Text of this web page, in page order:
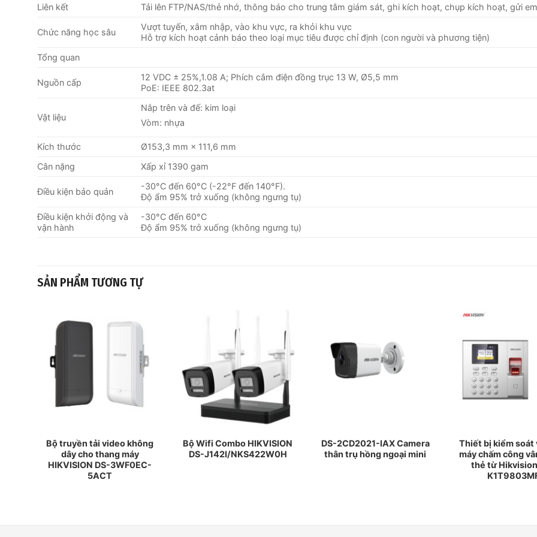
Liên kết Tải lên FTP/NAS/thẻ nhớ, thông báo cho trung tâm giám sát, ghi kích hoạt, chụp kích hoạt, gửi
Chức năng học sâu
Vượt tuyến, xâm nhập, vào khu vực, ra khỏi khu vực
Hỗ trợ kích hoạt cảnh báo theo loại mục tiêu được chỉ định (con người và phương tiện)
Tổng quan
Nguồn cấp
12 VDC ± 25%,1.08 A; Phích cắm điện đồng trục 13 W, Ø5,5 mm
PoE: IEEE 802.3at
Vật liệu
Nắp trên và đế: kim loại
Vòm: nhựa
Kích thước
Ø153,3 mm × 111,6 mm
Cân nặng
Xấp xỉ 1390 gam
Điều kiện bảo quản
-30°C đến 60°C (-22°F đến 140°F).
Độ ẩm 95% trở xuống (không ngưng tụ)
Điều kiện khởi động và
vận hành
-30°C đến 60°C
Độ ẩm 95% trở xuống (không ngưng tụ)
SẢN PHẨM TƯƠNG TỰ
Bộ truyền tải video không
dây cho thang máy
HIKVISION DS-3WF0EC-
5ACT
Bộ Wifi Combo HIKVISION
DS-J142I/NKS422W0H
DS-2CD2021-IAX Camera
thân trụ hồng ngoại mini
Thiết bị kiểm soát
máy chấm công
thẻ từ